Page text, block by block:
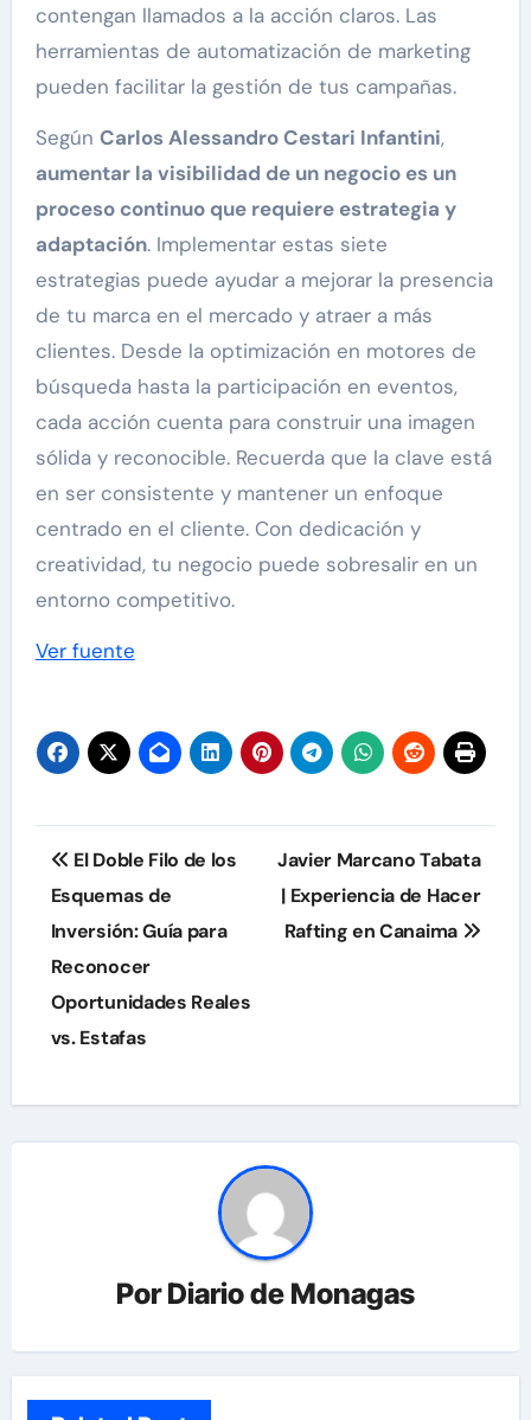
contengan llamados a la acción claros. Las
herramientas de automatización de marketing
pueden facilitar la gestión de tus campañas.
Según Carlos Alessandro Cestari Infantini,
aumentar la visibilidad de un negocio es un
proceso continuo que requiere estrategia y
adaptación. Implementar estas siete
estrategias puede ayudar a mejorar la presencia
de tu marca en el mercado y atraer a más
clientes. Desde la optimización en motores de
búsqueda hasta la participación en eventos,
cada acción cuenta para construir una imagen
sólida y reconocible. Recuerda que la clave está
en ser consistente y mantener un enfoque
centrado en el cliente. Con dedicación y
creatividad, tu negocio puede sobresalir en un
entorno competitivo.
Navegación
entradas
Ver fuente
Navegación
de
entradas
El Doble Filo de los
Esquemas de
Inversión: Guía para
Reconocer
Oportunidades Reales
vs. Estafas
Javier Marcano Tabata
| Experiencia de Hacer
Rafting en Canaima
PorDiario de Monagas